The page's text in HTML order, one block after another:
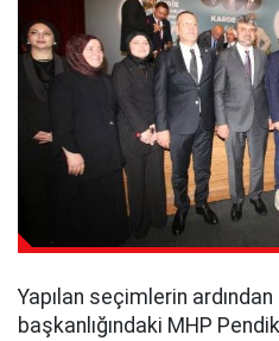
Yapılan seçimlerin
başkanlığındaki MHP